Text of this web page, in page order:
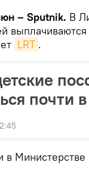
– Sputnik. В
LRT .
почти
в Министерстве